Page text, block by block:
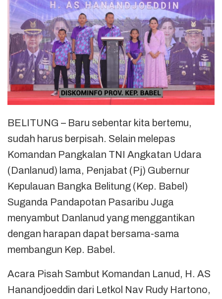
BELITUNG – Baru sebentar kita bertemu,
sudah harus berpisah. Selain melepas
Komandan Pangkalan TNI Angkatan Udara
(Danlanud) lama, Penjabat (Pj) Gubernur
Kepulauan Bangka Belitung (Kep. Babel)
Suganda Pandapotan Pasaribu Juga
menyambut Danlanud yang menggantikan
dengan harapan dapat bersama-sama
membangun Kep. Babel.
Acara Pisah Sambut Komandan Lanud, H. AS
Hanandjoeddin dari Letkol Nav Rudy Hartono,